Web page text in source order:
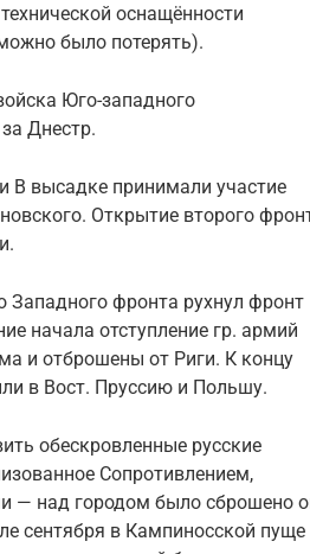
оснащённости
было потерять).
Юго-западного
Днестр.
В высадке принимали участие
Открытие второго
Западного фронта рухнул фронт
начала отступление гр. армий
и отброшены от Риги. К концу
в Вост. Пруссию и Польшу.
обескровленные русские
Сопротивлением,
— над городом было сброшено
сентября в Кампиносской пуще